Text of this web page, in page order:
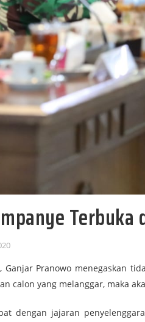
Terbuka
Ganjar Pranowo menegaskan
calon yang melanggar, maka
dengan jajaran